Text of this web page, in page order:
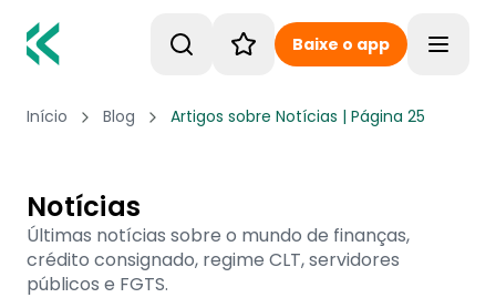
Baixe o app
Início Blog Artigos sobre Notícias | Página 25
Notícias
Últimas notícias sobre o mundo de finanças,
crédito consignado, regime CLT, servidores
públicos e FGTS.